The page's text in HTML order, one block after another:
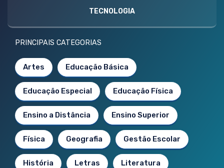
TECNOLOGIA
PRINCIPAIS CATEGORIAS
Artes Educação Básica
Educação Especial Educação Física
Ensino a Distância Ensino Superior
Física Geografia Gestão Escolar
História Letras Literatura